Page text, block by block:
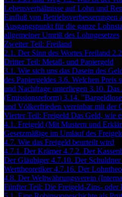
Lebensverhältnisse auf Lohn und
Einfluß von Betriebsverbesserungen
Ausgangspunkt für die ganze
allgemeiner Umriß des Lohngesetzes
Zweiter Teil: Freiland
2.1. Der Sinn des Wortes Freiland
Dritter Teil: Metall- und Papiergeld
3.1. Wie sich uns das Dasein des
des Papiergeldes 3.6. Welchen Preis
und Nachfrage unterliegen 3.10. Das
(Emissionsreform) 3.14.
und Völkerfrieden vereinbar mit der
Vierter Teil: Freigeld Das Geld, wie
4.1. Freigeld (Mit Mustern und
Gesetzmäßige im Umlauf des
4.7. Wie das Freigeld beurteilt wird
4.7.1. Der Krämer4.7.2. Der
Der Gläubiger4.7.10. Der Schuldner
Werttheoretiker4.7.16. Der
4.8. Der Weltwährungsverein
Fünfter Teil: Die Freigeld-Zins- oder